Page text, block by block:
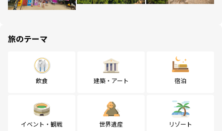
旅のテーマ
飲食 建築・アート 宿泊
イベント・観戦 世界遺産 リゾート